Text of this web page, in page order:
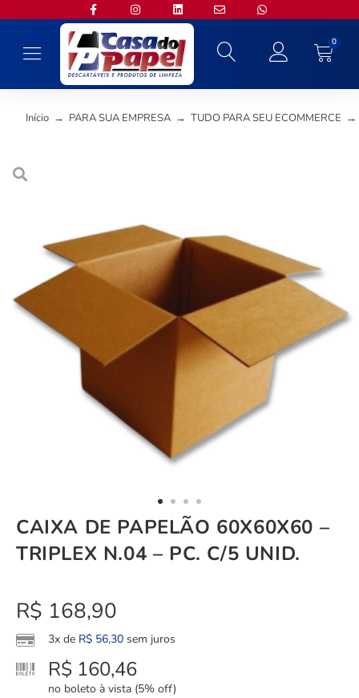
0
Início → PARA SUA EMPRESA → TUDO PARA SEU ECOMMERCE →
CAIXA DE PAPELÃO 60X60X60 –
TRIPLEX N.04 – PC. C/5 UNID.
R$ 168,90
3x de R$ 56,30 sem juros
R$ 160,46
no boleto à vista (5% off)